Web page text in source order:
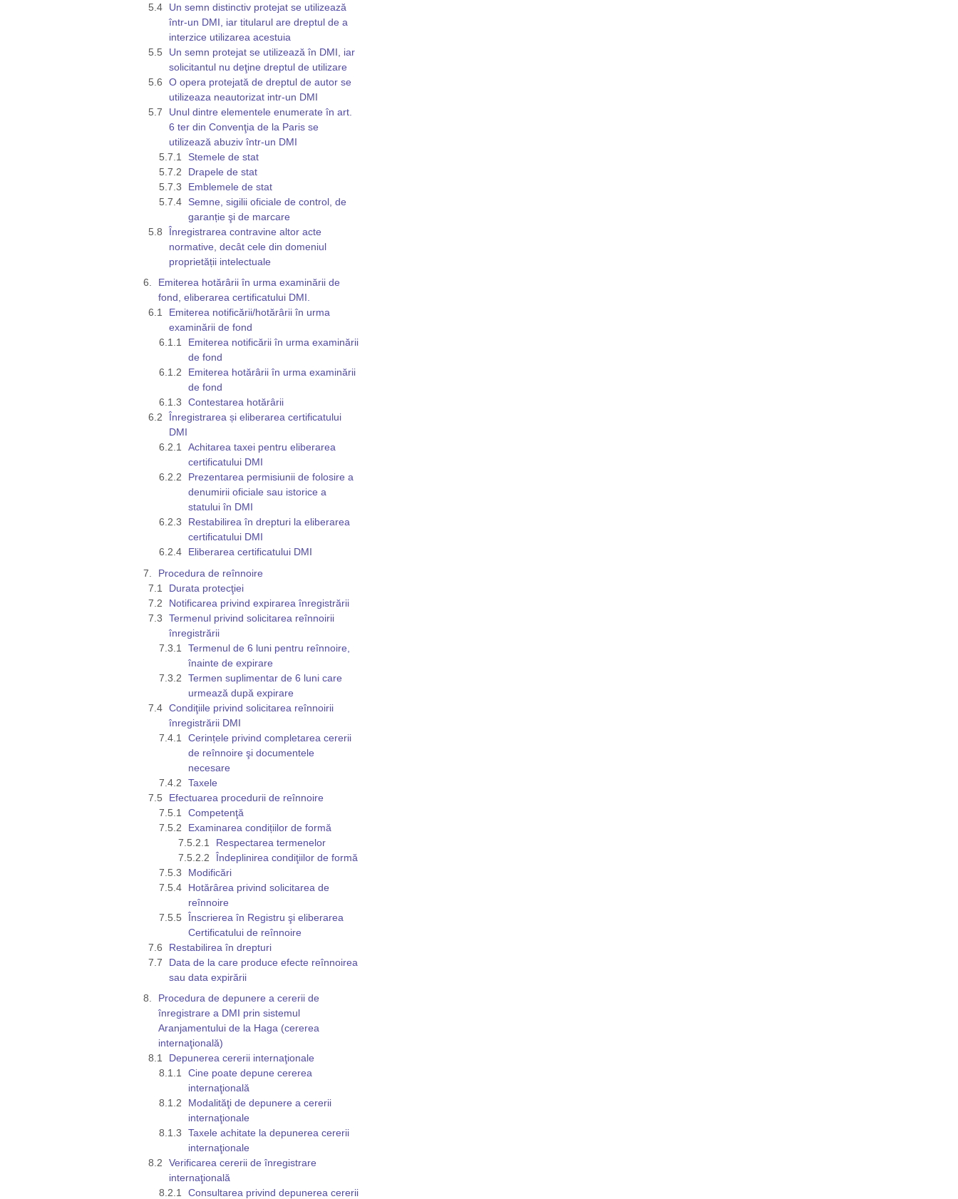
Un semn distinctiv protejat se utilizează
într-un DMI, iar titularul are dreptul de a
interzice utilizarea acestuia
Un semn protejat se utilizează în DMI, iar
solicitantul nu deţine dreptul de utilizare
O opera protejată de dreptul de autor se
utilizeaza neautorizat intr-un DMI
Unul dintre elementele enumerate în art.
6 ter din Convenţia de la Paris se
utilizează abuziv într-un DMI
Stemele de stat
Drapele de stat
Emblemele de stat
Semne, sigilii oficiale de control, de
garanție şi de marcare
Înregistrarea contravine altor acte
normative, decât cele din domeniul
proprietății intelectuale
Emiterea hotărârii în urma examinării de
fond, eliberarea certificatului DMI.
Emiterea notificării/hotărârii în urma
examinării de fond
Emiterea notificării în urma examinării
de fond
Emiterea hotărârii în urma examinării
de fond
Contestarea hotărârii
Înregistrarea și eliberarea certificatului
DMI
Achitarea taxei pentru eliberarea
certificatului DMI
Prezentarea permisiunii de folosire a
denumirii oficiale sau istorice a
statului în DMI
Restabilirea în drepturi la eliberarea
certificatului DMI
Eliberarea certificatului DMI
Procedura de reînnoire
Durata protecţiei
Notificarea privind expirarea înregistrării
Termenul privind solicitarea reînnoirii
înregistrării
Termenul de 6 luni pentru reînnoire,
înainte de expirare
Termen suplimentar de 6 luni care
urmează după expirare
Condiţiile privind solicitarea reînnoirii
înregistrării DMI
Cerințele privind completarea cererii
de reînnoire şi documentele
necesare
Taxele
Efectuarea procedurii de reînnoire
Competenţă
Examinarea condițiilor de formă
Respectarea termenelor
Îndeplinirea condiţiilor de formă
Modificări
Hotărârea privind solicitarea de
reînnoire
Înscrierea în Registru şi eliberarea
Certificatului de reînnoire
Restabilirea în drepturi
Data de la care produce efecte reînnoirea
sau data expirării
Procedura de depunere a cererii de
înregistrare a DMI prin sistemul
Aranjamentului de la Haga (cererea
internaţională)
Depunerea cererii internaţionale
Cine poate depune cererea
internaţională
Modalităţi de depunere a cererii
internaţionale
Taxele achitate la depunerea cererii
internaţionale
Verificarea cererii de înregistrare
internaţională
Consultarea privind depunerea cererii